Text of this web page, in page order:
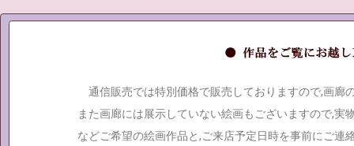
通信販売では特別価格で販売しておりますので,画廊
また画廊には展示していない絵画もございますので,
などご希望の絵画作品と,ご来店予定日時を事前にご連